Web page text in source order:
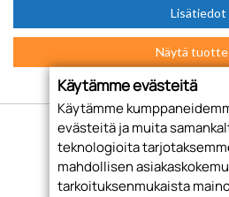
Lisätiedot
Näytä
Käytämme evästeitä
Käytämme
evästeitä ja muita
teknologioita
mahdollisen
tarkoituksenmukaista